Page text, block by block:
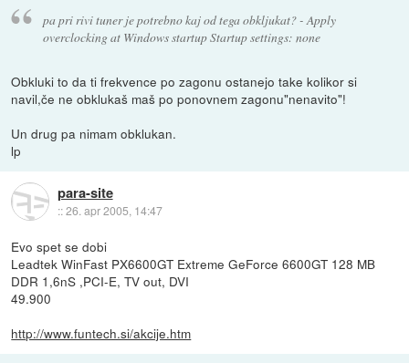
pa pri rivi tuner je potrebno kaj od tega obkljukat? - Apply
overclocking at Windows startup Startup settings: none
Obkluki to da ti frekvence po zagonu ostanejo take kolikor si
navil,če ne obklukaš maš po ponovnem zagonu"nenavito"!
Un drug pa nimam obklukan.
lp
para-site
::26. apr 2005, 14:47
Evo spet se dobi
Leadtek WinFast PX6600GT Extreme GeForce 6600GT 128 MB
DDR 1,6nS ,PCI-E, TV out, DVI
49.900
http://www.funtech.si/akcije.htm